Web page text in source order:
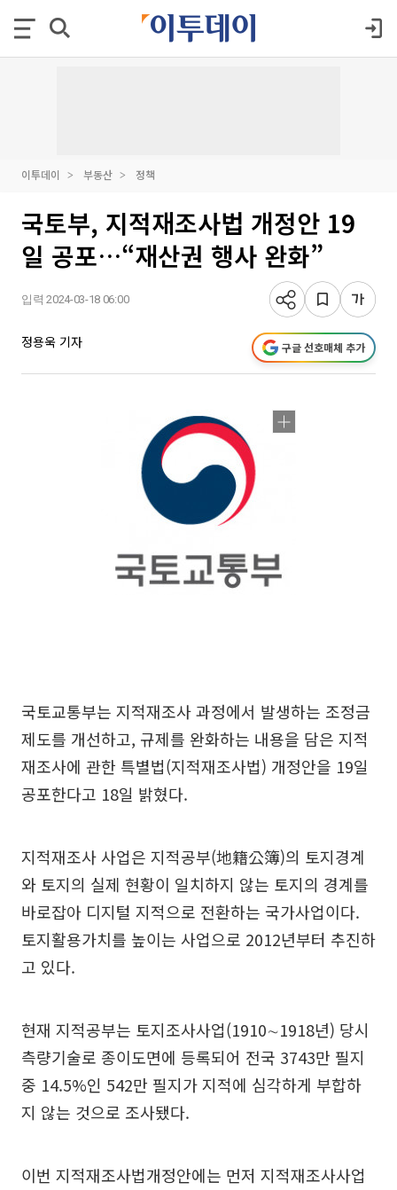
이투데이 부동산 정책
국토부, 지적재조사법 개정안 19
일 공포…“재산권 행사 완화”
입력 2024-03-18 06:00
정용욱 기자 구글 선호매체 추가
국토교통부는 지적재조사 과정에서 발생하는 조정금
제도를 개선하고, 규제를 완화하는 내용을 담은 지적
재조사에 관한 특별법(지적재조사법) 개정안을 19일
공포한다고 18일 밝혔다.
지적재조사 사업은 지적공부(地籍公簿)의 토지경계
와 토지의 실제 현황이 일치하지 않는 토지의 경계를
바로잡아 디지털 지적으로 전환하는 국가사업이다.
토지활용가치를 높이는 사업으로 2012년부터 추진하
고 있다.
현재 지적공부는 토지조사사업(1910∼1918년) 당시
측량기술로 종이도면에 등록되어 전국 3743만 필지
중 14.5%인 542만 필지가 지적에 심각하게 부합하
지 않는 것으로 조사됐다.
이번 지적재조사법개정안에는 먼저 지적재조사사업